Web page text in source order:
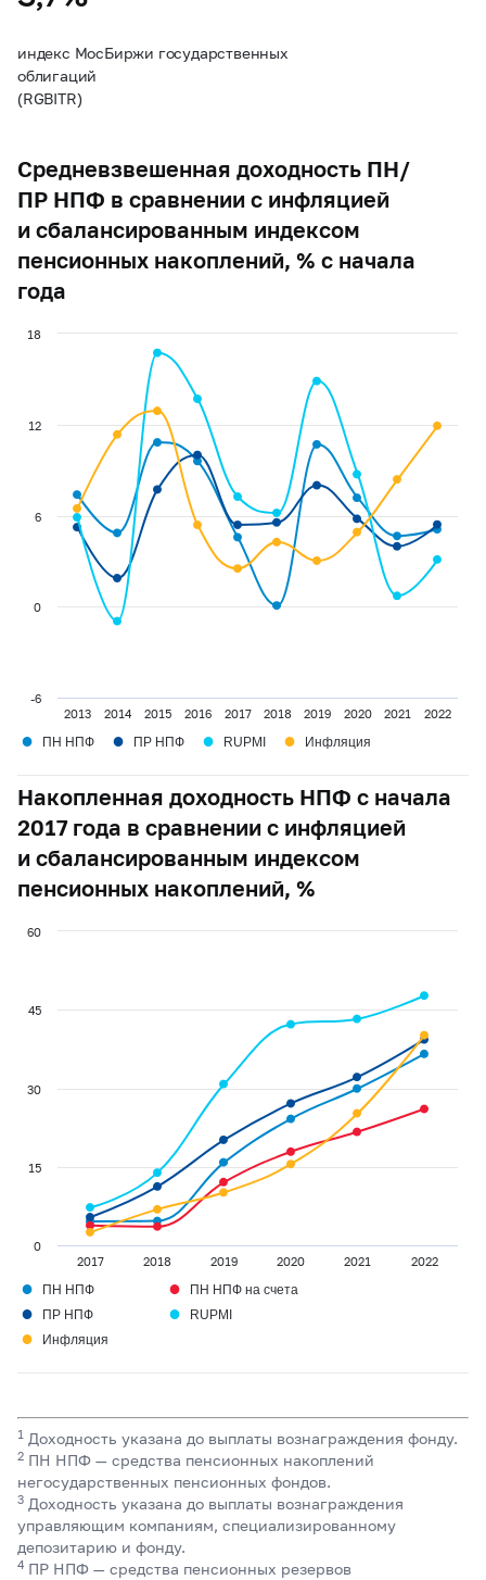
индекс МосБиржи государственных
облигаций
(RGBITR)
Средневзвешенная доходность ПН/
ПР НПФ в сравнении с инфляцией
и сбалансированным индексом
пенсионных накоплений, % с начала
года
2013 2014 2015 2016 2017 2018 2019 2020 2021 2022
-6
0
6
12
18
● ПН НПФ ● ПР НПФ ● RUPMI ● Инфляция
Накопленная доходность НПФ с начала
2017 года в сравнении с инфляцией
и сбалансированным индексом
пенсионных накоплений, %
2017 2018 2019 2020 2021 2022
0
15
30
45
60
● ПН НПФ ● ПН НПФ на счета
● ПР НПФ ● RUPMI
● Инфляция
1 Доходность указана до выплаты вознаграждения фонду.
2 ПН НПФ — средства пенсионных накоплений
негосударственных пенсионных фондов.
3 Доходность указана до выплаты вознаграждения
управляющим компаниям, специализированному
депозитарию и фонду.
4 ПР НПФ — средства пенсионных резервов